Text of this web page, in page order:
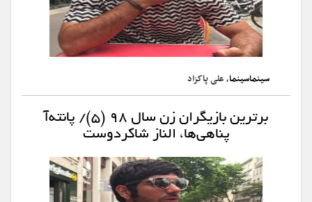
سینماسینما، علی پاکزاد
برترین بازیگران زن سال ۹۸ (۵)/ پانته‌آ
پناهی‌ها، الناز شاکردوست